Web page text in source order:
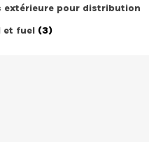
extérieure pour distribution
et fuel (3)